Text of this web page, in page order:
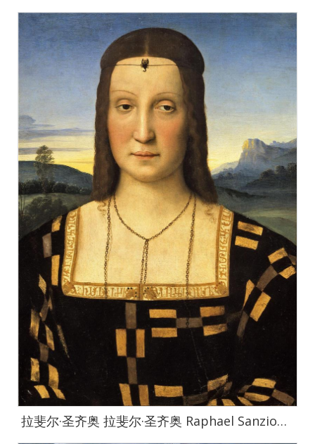
拉斐尔·圣齐奥 拉斐尔·圣齐奥 Raphael Sanzio作品集-021